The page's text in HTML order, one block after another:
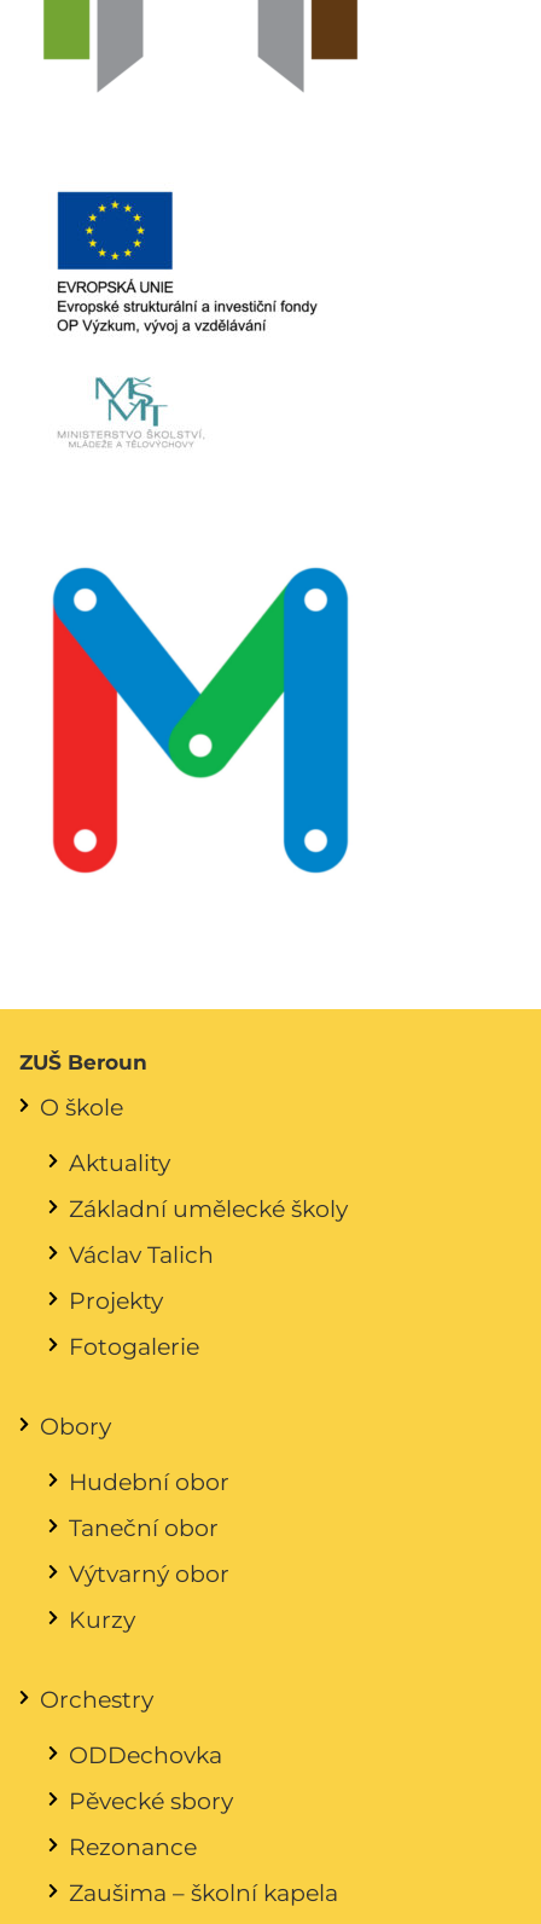
ZUŠ Beroun
O škole
Aktuality
Základní umělecké školy
Václav Talich
Projekty
Fotogalerie
Obory
Hudební obor
Taneční obor
Výtvarný obor
Kurzy
Orchestry
ODDechovka
Pěvecké sbory
Rezonance
Zaušima – školní kapela